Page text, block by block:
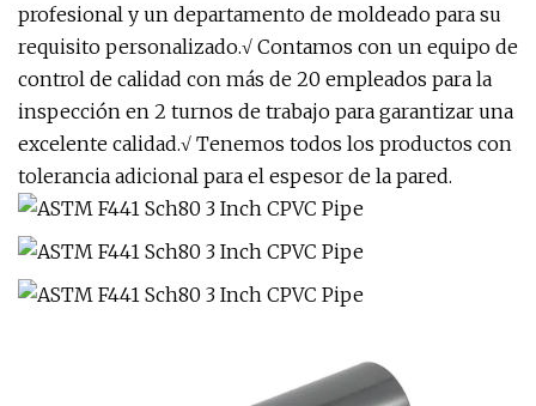
profesional y un departamento de moldeado para su
requisito personalizado.√ Contamos con un equipo de
control de calidad con más de 20 empleados para la
inspección en 2 turnos de trabajo para garantizar una
excelente calidad.√ Tenemos todos los productos con
tolerancia adicional para el espesor de la pared.